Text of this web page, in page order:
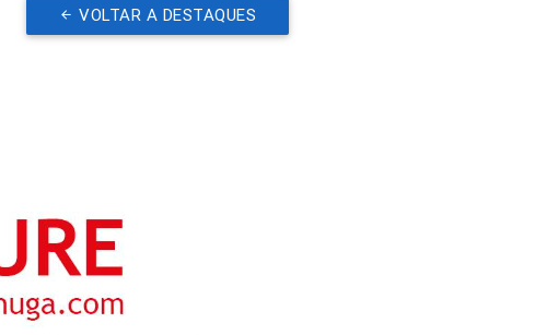
VOLTAR A DESTAQUES